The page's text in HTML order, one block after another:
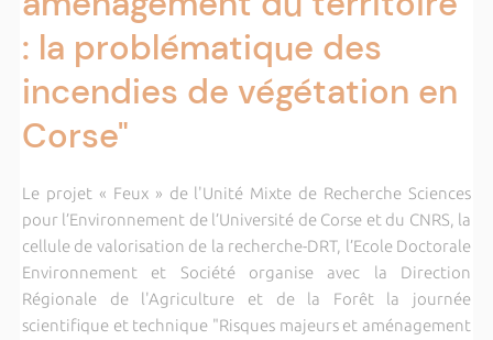
: la problématique des
incendies de végétation en
Corse"
Le projet « Feux » de l'Unité Mixte de Recherche Sciences
pour l’Environnement de l’Université de Corse et du CNRS, la
cellule de valorisation de la recherche-DRT, l’Ecole Doctorale
Environnement et Société organise avec la Direction
Régionale de l'Agriculture et de la Forêt la journée
scientifique et technique "Risques majeurs et aménagement